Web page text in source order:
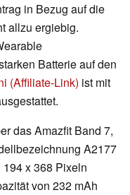
in Bezug auf die
allzu ergiebig.
Batterie auf den
(Affiliate-Link) ist mit
das Amazfit Band 7,
A2177
x 368 Pixeln
von 232 mAh